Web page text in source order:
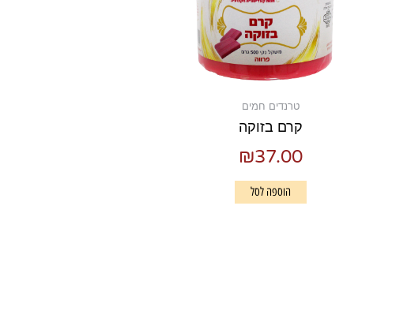
טרנדים חמים
קרם בזוקה
₪37.00
הוספה לסל